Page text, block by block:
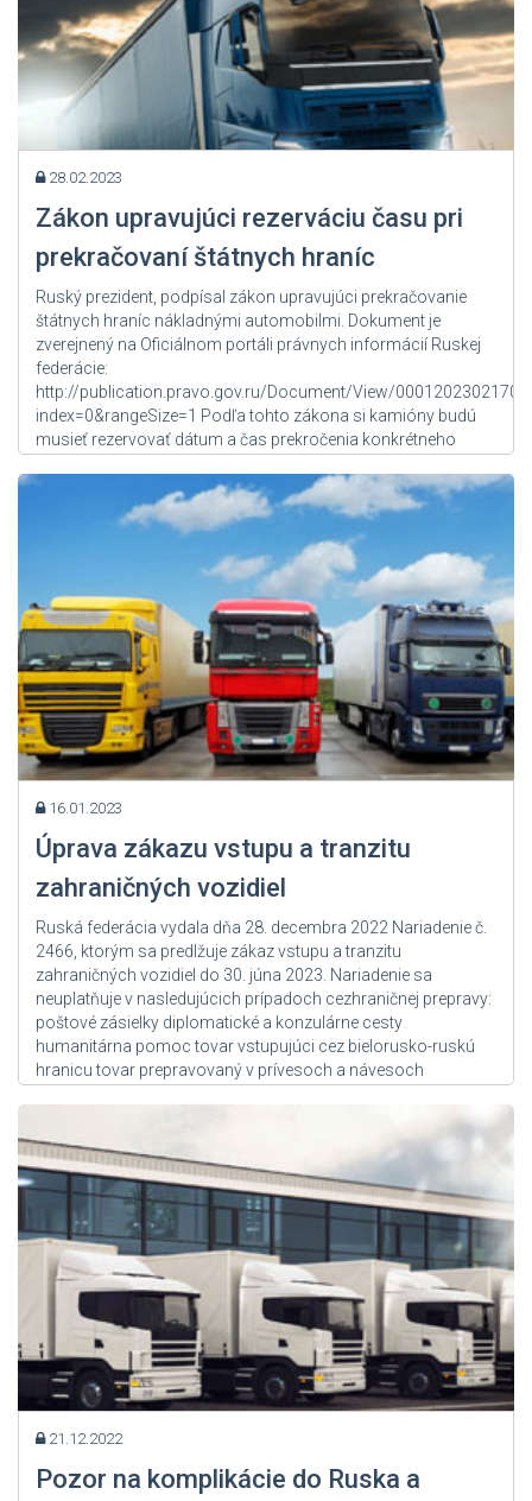
28.02.2023
Zákon upravujúci rezerváciu času pri
prekračovaní štátnych hraníc
Ruský prezident, podpísal zákon upravujúci prekračovanie
štátnych hraníc nákladnými automobilmi. Dokument je
zverejnený na Oficiálnom portáli právnych informácií Ruskej
federácie:
http://publication.pravo.gov.ru/Document/View/
index=0&rangeSize=1 Podľa tohto zákona si kamióny budú
musieť rezervovať dátum a čas prekročenia konkrétneho
bude možné odmietnuť iba v prípade, ak nebude poskytnutý
úplný balík požadovanej...
16.01.2023
Úprava zákazu vstupu a tranzitu
zahraničných vozidiel
Ruská federácia vydala dňa 28. decembra 2022 Nariadenie č.
2466, ktorým sa predlžuje zákaz vstupu a tranzitu
zahraničných vozidiel do 30. júna 2023. Nariadenie sa
neuplatňuje v nasledujúcich prípadoch cezhraničnej prepravy:
poštové zásielky diplomatické a konzulárne cesty
humanitárna pomoc tovar vstupujúci cez bielorusko-ruskú
hranicu tovar prepravovaný v prívesoch a návesoch
Zdroj: User Admin
21.12.2022
Pozor na komplikácie do Ruska a